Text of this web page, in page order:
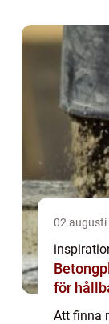
02 augusti
för
Att finna